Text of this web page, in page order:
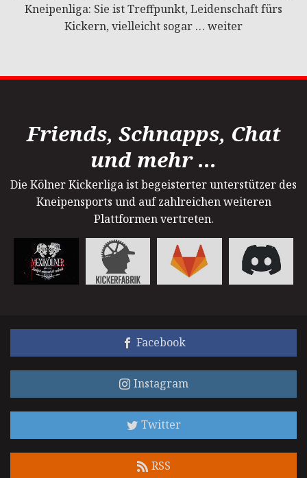
Kneipenliga: Sie ist Treffpunkt, Leidenschaft fürs
Kickern, vielleicht sogar … weiter
Friends, Schnapps, Chat
und mehr ...
Die Kölner Kickerliga ist begeisterter unterstützer des
Kneipensports und auf zahlreichen weiteren
Plattformen vertreten.
Facebook
Instagram
Twitter
RSS